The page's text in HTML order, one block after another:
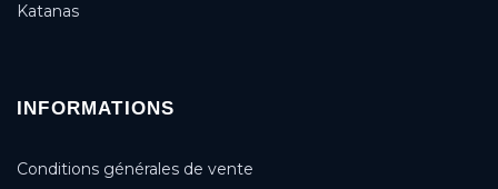
Katanas
INFORMATIONS
Conditions générales de vente